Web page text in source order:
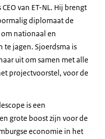
van ET-NL. Hij brengt
diplomaat de
nationaal en
jagen. Sjoerdsma is
uit om samen met alle
projectvoorstel, voor de
is een
grote boost zijn voor de
economie in het